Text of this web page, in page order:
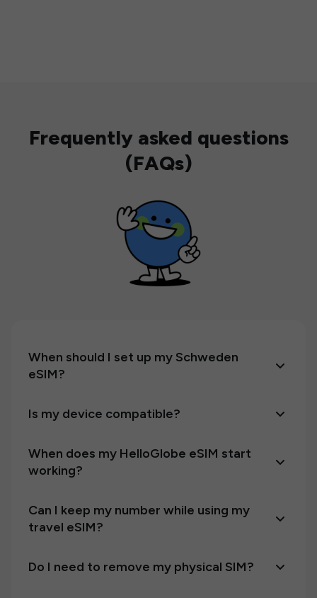
Frequently asked questions
(FAQs)
When should I set up my Schweden
eSIM?
Is my device compatible?
When does my HelloGlobe eSIM start
working?
Can I keep my number while using my
travel eSIM?
Do I need to remove my physical SIM?